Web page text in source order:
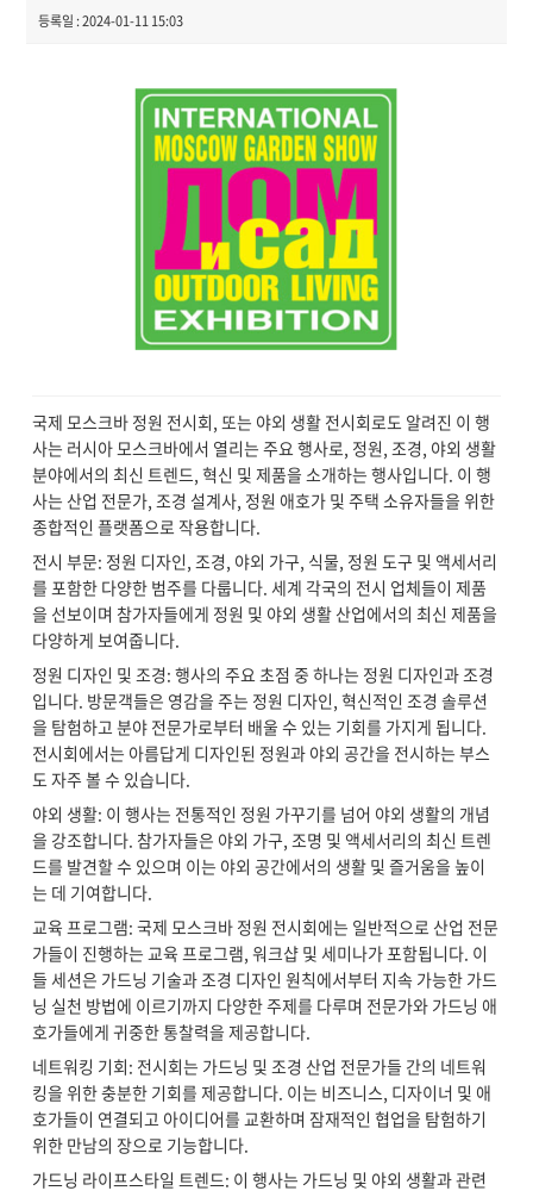
등록일 : 2024-01-11 15:03
국제 모스크바 정원 전시회, 또는 야외 생활 전시회로도 알려진 이 행
사는 러시아 모스크바에서 열리는 주요 행사로, 정원, 조경, 야외 생활
분야에서의 최신 트렌드, 혁신 및 제품을 소개하는 행사입니다. 이 행
사는 산업 전문가, 조경 설계사, 정원 애호가 및 주택 소유자들을 위한
종합적인 플랫폼으로 작용합니다.
전시 부문: 정원 디자인, 조경, 야외 가구, 식물, 정원 도구 및 액세서리
를 포함한 다양한 범주를 다룹니다. 세계 각국의 전시 업체들이 제품
을 선보이며 참가자들에게 정원 및 야외 생활 산업에서의 최신 제품을
다양하게 보여줍니다.
정원 디자인 및 조경: 행사의 주요 초점 중 하나는 정원 디자인과 조경
입니다. 방문객들은 영감을 주는 정원 디자인, 혁신적인 조경 솔루션
을 탐험하고 분야 전문가로부터 배울 수 있는 기회를 가지게 됩니다.
전시회에서는 아름답게 디자인된 정원과 야외 공간을 전시하는 부스
도 자주 볼 수 있습니다.
야외 생활: 이 행사는 전통적인 정원 가꾸기를 넘어 야외 생활의 개념
을 강조합니다. 참가자들은 야외 가구, 조명 및 액세서리의 최신 트렌
드를 발견할 수 있으며 이는 야외 공간에서의 생활 및 즐거움을 높이
는 데 기여합니다.
교육 프로그램: 국제 모스크바 정원 전시회에는 일반적으로 산업 전문
가들이 진행하는 교육 프로그램, 워크샵 및 세미나가 포함됩니다. 이
들 세션은 가드닝 기술과 조경 디자인 원칙에서부터 지속 가능한 가드
닝 실천 방법에 이르기까지 다양한 주제를 다루며 전문가와 가드닝 애
호가들에게 귀중한 통찰력을 제공합니다.
네트워킹 기회: 전시회는 가드닝 및 조경 산업 전문가들 간의 네트워
킹을 위한 충분한 기회를 제공합니다. 이는 비즈니스, 디자이너 및 애
호가들이 연결되고 아이디어를 교환하며 잠재적인 협업을 탐험하기
위한 만남의 장으로 기능합니다.
가드닝 라이프스타일 트렌드: 이 행사는 가드닝 및 야외 생활과 관련